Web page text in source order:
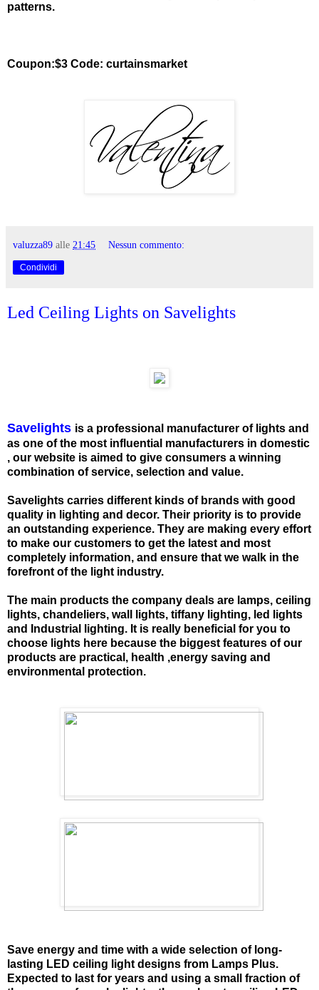
patterns.
Coupon:$3 Code: curtainsmarket
valuzza89 alle 21:45 Nessun commento:
Condividi
Led Ceiling Lights on Savelights
Savelights is a professional manufacturer of lights and
as one of the most influential manufacturers in domestic
, our website is aimed to give consumers a winning
combination of service, selection and value.
Savelights carries different kinds of brands with good
quality in lighting and decor. Their priority is to provide
an outstanding experience. They are making every effort
to make our customers to get the latest and most
completely information, and ensure that we walk in the
forefront of the light industry.
The main products the company deals are lamps, ceiling
lights, chandeliers, wall lights, tiffany lighting, led lights
and Industrial lighting. It is really beneficial for you to
choose lights here because the biggest features of our
products are practical, health ,energy saving and
environmental protection.
Save energy and time with a wide selection of long-
lasting LED ceiling light designs from Lamps Plus.
Expected to last for years and using a small fraction of